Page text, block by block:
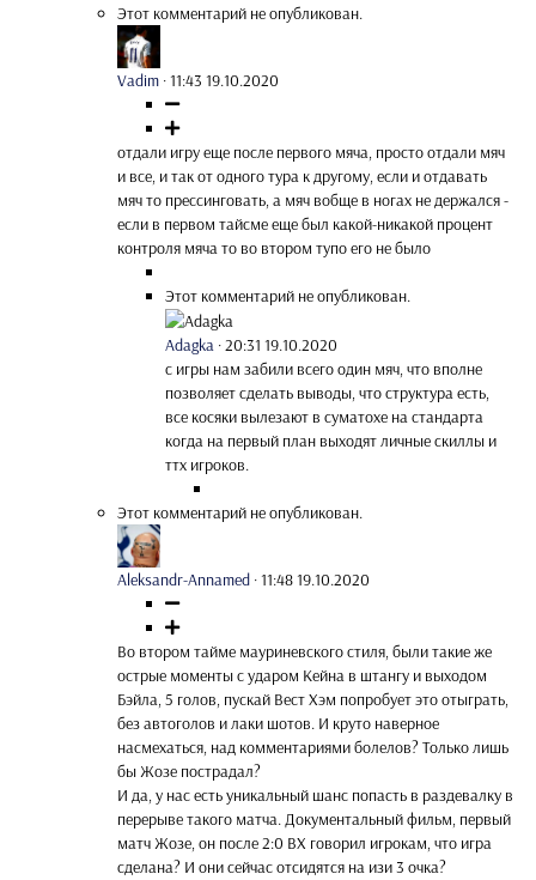
Этот комментарий не опубликован.
Vadim ·11:43 19.10.2020
отдали игру еще после первого мяча, просто отдали мяч
и все, и так от одного тура к другому, если и отдавать
мяч то прессинговать, а мяч вобще в ногах не держался -
если в первом тайсме еще был какой-никакой процент
контроля мяча то во втором тупо его не было
Этот комментарий не опубликован.
Adagka ·20:31 19.10.2020
с игры нам забили всего один мяч, что вполне
позволяет сделать выводы, что структура есть,
все косяки вылезают в суматохе на стандарта
когда на первый план выходят личные скиллы и
ттх игроков.
Этот комментарий не опубликован.
Aleksandr-Annamed ·11:48 19.10.2020
Во втором тайме мауриневского стиля, были такие же
острые моменты с ударом Кейна в штангу и выходом
Бэйла, 5 голов, пускай Вест Хэм попробует это отыграть,
без автоголов и лаки шотов. И круто наверное
насмехаться, над комментариями болелов? Только лишь
бы Жозе пострадал?
И да, у нас есть уникальный шанс попасть в раздевалку в
перерыве такого матча. Документальный фильм, первый
матч Жозе, он после 2:0 ВХ говорил игрокам, что игра
сделана? И они сейчас отсидятся на изи 3 очка?